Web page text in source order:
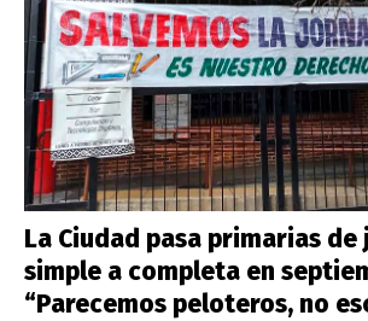
La Ciudad pasa primarias
simple a completa en
“Parecemos peloteros, no